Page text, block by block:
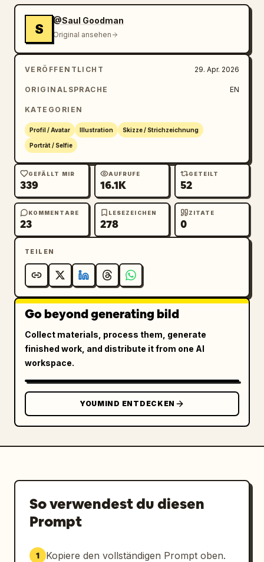
S
@Saul Goodman
Original ansehen
VERÖFFENTLICHT 29. Apr. 2026
ORIGINALSPRACHE EN
KATEGORIEN
Profil / Avatar Illustration Skizze / Strichzeichnung
Porträt / Selfie
GEFÄLLT MIR
339
AUFRUFE
16.1K
GETEILT
52
KOMMENTARE
23
LESEZEICHEN
278
ZITATE
0
TEILEN
Go beyond generating bild
Collect materials, process them, generate
finished work, and distribute it from one AI
workspace.
YOUMIND ENTDECKEN
So verwendest du diesen
Prompt
1 Kopiere den vollständigen Prompt oben.